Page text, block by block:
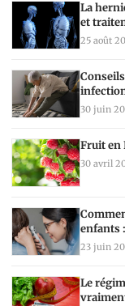
La
et
25 août
30 juin
Fruit en
30 avril
enfants
23 juin
Le